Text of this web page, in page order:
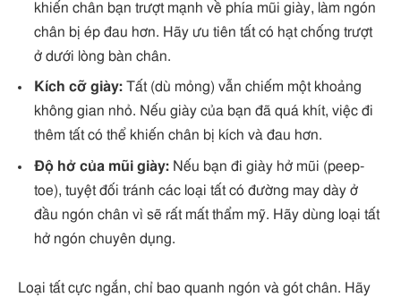
khiến chân bạn trượt mạnh về phía mũi giày, làm ngón
chân bị ép đau hơn. Hãy ưu tiên tất có hạt chống trượt
ở dưới lòng bàn chân.
Kích cỡ giày: Tất (dù mỏng) vẫn chiếm một khoảng
không gian nhỏ. Nếu giày của bạn đã quá khít, việc đi
thêm tất có thể khiến chân bị kích và đau hơn.
Độ hở của mũi giày: Nếu bạn đi giày hở mũi (peep-
toe), tuyệt đối tránh các loại tất có đường may dày ở
đầu ngón chân vì sẽ rất mất thẩm mỹ. Hãy dùng loại tất
hở ngón chuyên dụng.
Loại tất cực ngắn, chỉ bao quanh ngón và gót chân. Hãy